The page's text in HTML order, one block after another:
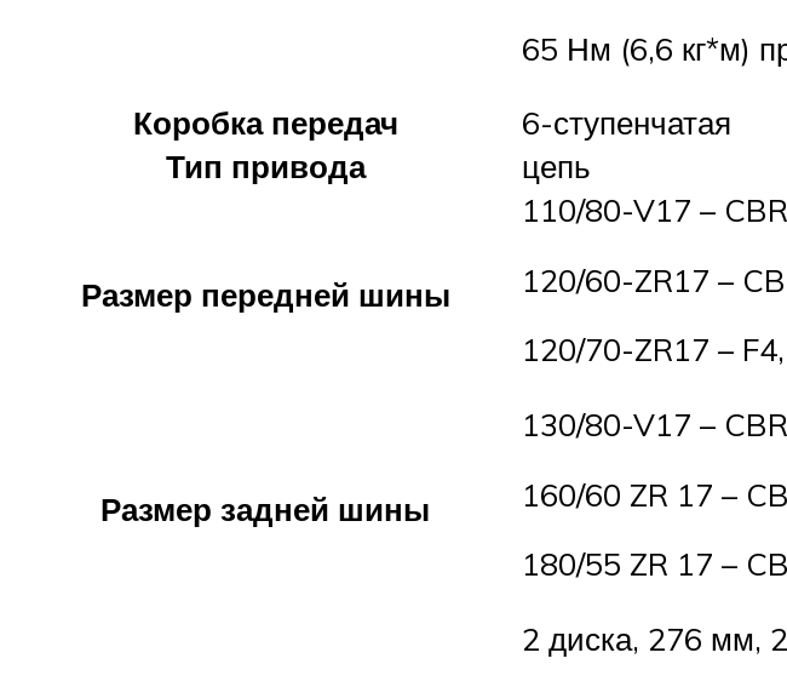
65 Нм (6,6 кг*м)
Коробка передач
6-ступенчатая
Тип привода
цепь
Размер передней шины
110/80-V17 –
120/60-ZR17 –
120/70-ZR17 –
Размер задней шины
130/80-V17 –
160/60 ZR 17 –
180/55 ZR 17 –
2 диска, 276 мм,